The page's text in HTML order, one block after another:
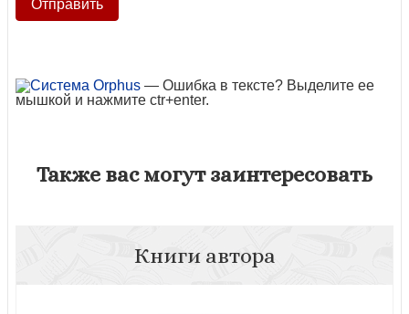
— Ошибка в тексте? Выделите ее
мышкой и нажмите ctr+enter.
Также вас могут заинтересовать
Книги автора